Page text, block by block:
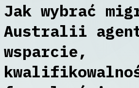
Jak wybrać
Australii
wsparcie,